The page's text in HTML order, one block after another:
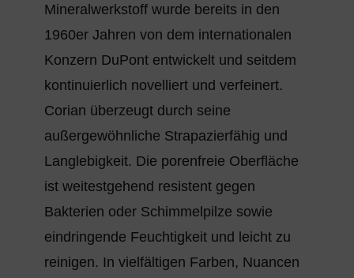
Mineralwerkstoff wurde bereits in den
1960er Jahren von dem internationalen
Konzern DuPont entwickelt und seitdem
kontinuierlich novelliert und verfeinert.
Corian überzeugt durch seine
außergewöhnliche Strapazierfähig und
Langlebigkeit. Die porenfreie Oberfläche
ist weitestgehend resistent gegen
Bakterien oder Schimmelpilze sowie
eindringende Feuchtigkeit und leicht zu
reinigen. In vielfältigen Farben, Nuancen